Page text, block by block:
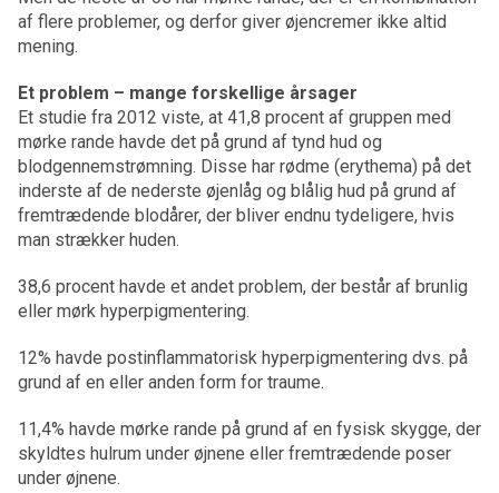
af flere problemer, og derfor giver øjencremer ikke altid
mening.
Et problem – mange forskellige årsager
Et studie fra 2012 viste, at 41,8 procent af gruppen med
mørke rande havde det på grund af tynd hud og
blodgennemstrømning. Disse har rødme (erythema) på det
inderste af de nederste øjenlåg og blålig hud på grund af
fremtrædende blodårer, der bliver endnu tydeligere, hvis
man strækker huden.
38,6 procent havde et andet problem, der består af brunlig
eller mørk hyperpigmentering.
12% havde postinflammatorisk hyperpigmentering dvs. på
grund af en eller anden form for traume.
11,4% havde mørke rande på grund af en fysisk skygge, der
skyldtes hulrum under øjnene eller fremtrædende poser
under øjnene.